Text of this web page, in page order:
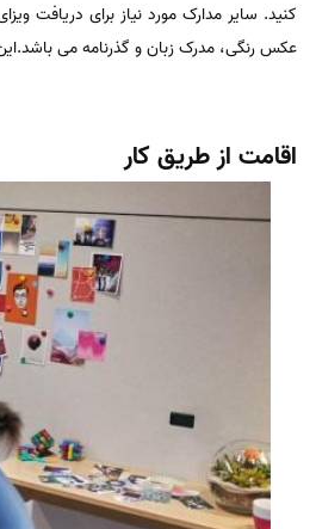
کنید. سایر مدارک مورد نیاز برای دریافت
عکس رنگی، مدرک زبان و گذرنامه می
اقامت از طریق کار